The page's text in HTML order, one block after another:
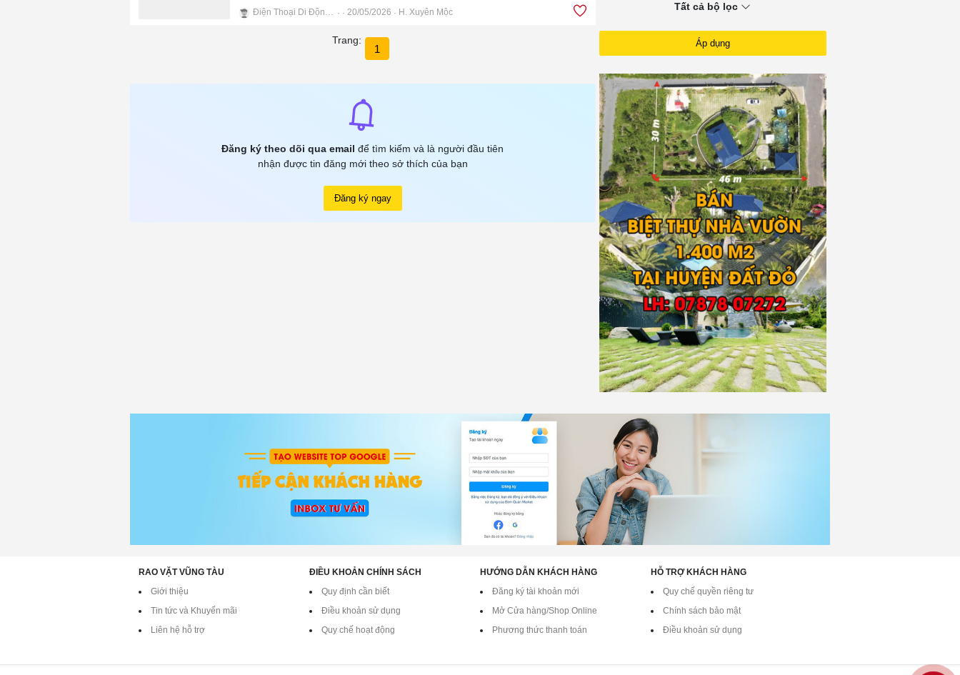
Điện Thoại Di Động TÂN THẾ GIỚI 20/05/2026 H. Xuyên Mộc
Trang:
1
Đăng ký theo dõi qua email để tìm kiếm và là người đầu tiên
nhận được tin đăng mới theo sở thích của bạn
Đăng ký ngay
Nokia thông minh
OnePlus
Oppo
Philips
Realme
Razer
Sharp
Sony
Vertu
Vsmart
Wiko
Xiaomi
Hãng khác
Tất cả bộ lọc
Áp dụng
RAO VẶT VŨNG TÀU
Giới thiệu
Tin tức và Khuyến mãi
Liên hệ hỗ trợ
ĐIỀU KHOẢN CHÍNH SÁCH
Quy định cần biết
Điều khoản sử dụng
Quy chế hoạt động
HƯỚNG DẪN KHÁCH HÀNG
Đăng ký tài khoản mới
Mở Cửa hàng/Shop Online
Phương thức thanh toán
HỖ TRỢ KHÁCH HÀNG
Quy chế quyền riêng tư
Chính sách bảo mật
Điều khoản sử dụng